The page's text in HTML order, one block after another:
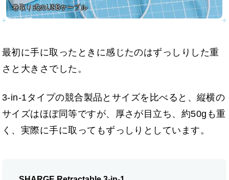
巻取り式のUSBケーブル
最初に手に取ったときに感じたのはずっしりした重
さと大きさでした。
3-in-1タイプの競合製品とサイズを比べると、縦横の
サイズはほぼ同等ですが、厚さが目立ち、約50gも重
く、実際に手に取ってもずっしりとしています。